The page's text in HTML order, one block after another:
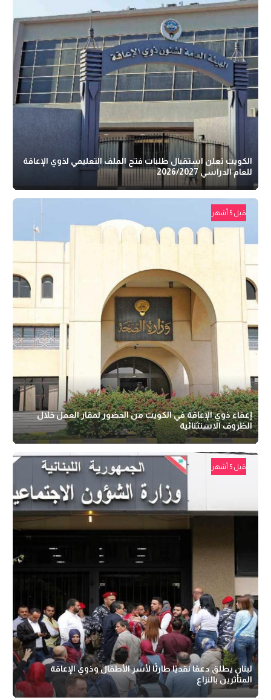
الكويت تعلن استقبال طلبات فتح الملف التعليمي لذوي الإعاقة
للعام الدراسي 2026/2027
قبل 5 أشهر
إعفاء ذوي الإعاقة في الكويت من الحضور لمقار العمل خلال
الظروف الاستثنائية
قبل 5 أشهر
لبنان يطلق دعمًا نقديًا طارئًا لأسر الأطفال وذوي الإعاقة
المتأثرين بالنزاع